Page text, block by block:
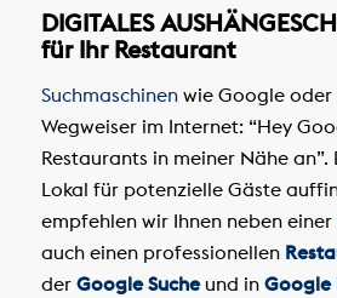
DIGITALES
für Ihr Restaurant
Suchmaschinenwie Google oder
Wegweiser im Internet: “Hey
Restaurants in meiner Nähe
Lokal für potenzielle Gäste
empfehlen wir Ihnen neben einer
auch einen professionellen
der Google Sucheund in Google